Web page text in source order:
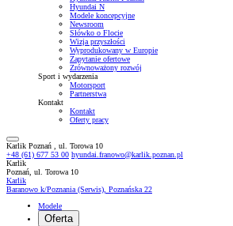
Hyundai N
Modele koncepcyjne
Newsroom
Słówko o Flocie
Wizja przyszłości
Wyprodukowany w Europie
Zapytanie ofertowe
Zrównoważony rozwój
Sport i wydarzenia
Motorsport
Partnerstwa
Kontakt
Kontakt
Oferty pracy
Karlik Poznań , ul. Torowa 10
+48 (61) 677 53 00 hyundai.franowo@karlik.poznan.pl
Karlik
Poznań, ul. Torowa 10
Karlik
Baranowo k/Poznania (Serwis), Poznańska 22
Modele
Oferta